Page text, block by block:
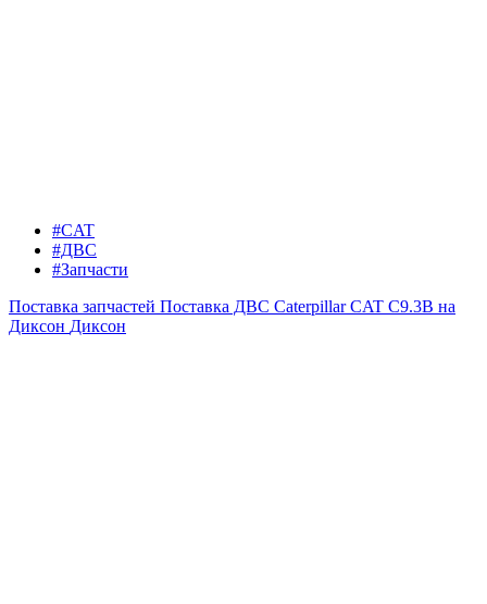
#CAT
#ДВС
#Запчасти
Поставка запчастей Поставка ДВС Caterpillar CAT C9.3B на
Диксон Диксон